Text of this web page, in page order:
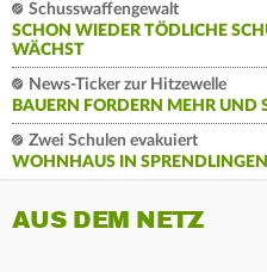
Schusswaffengewalt
SCHON WIEDER TÖDLICHE
WÄCHST
News-Ticker zur Hitzewelle
BAUERN FORDERN MEHR UND
Zwei Schulen evakuiert
WOHNHAUS IN
AUS DEM NETZ